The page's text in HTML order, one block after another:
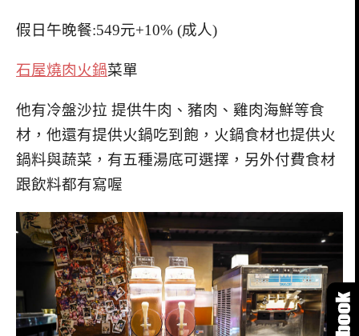
假日午晚餐:549元+10% (成人)
石屋燒肉火鍋菜單
他有冷盤沙拉 提供牛肉、豬肉、雞肉海鮮等食
材，他還有提供火鍋吃到飽，火鍋食材也提供火
鍋料與蔬菜，有五種湯底可選擇，另外付費食材
跟飲料都有寫喔